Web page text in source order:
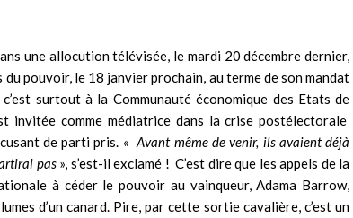
une allocution télévisée, le mardi 20 décembre dernier,
pouvoir, le 18 janvier prochain, au terme de son mandat
surtout à la Communauté économique des Etats de
invitée comme médiatrice dans la crise postélectorale
de parti pris. « Avant même de venir, ils avaient déjà
pas », s’est-il exclamé ! C’est dire que les appels de la
à céder le pouvoir au vainqueur, Adama Barrow,
d’un canard. Pire, par cette sortie cavalière, c’est un